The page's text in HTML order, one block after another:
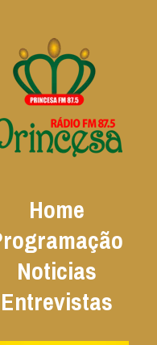
Home
Noticias
Entrevistas